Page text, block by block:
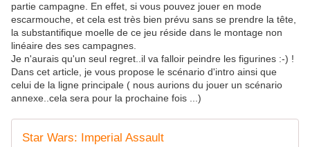
partie campagne. En effet, si vous pouvez jouer en mode
escarmouche, et cela est très bien prévu sans se prendre la tête,
la substantifique moelle de ce jeu réside dans le montage non
linéaire des ses campagnes.
Je n'aurais qu'un seul regret..il va falloir peindre les figurines :-) !
Dans cet article, je vous propose le scénario d'intro ainsi que
celui de la ligne principale ( nous aurions du jouer un scénario
annexe..cela sera pour la prochaine fois ...)
Star Wars: Imperial Assault